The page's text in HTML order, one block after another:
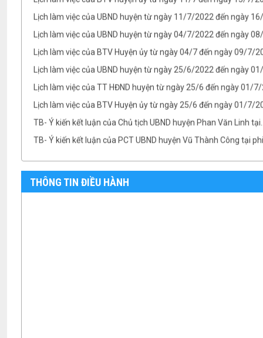
Lịch làm việc của UBND huyện từ ngày 04/7/2022 đến ngày
Lịch làm việc của BTV Huyện ủy từ ngày 04/7 đến ngày 09/7/
Lịch làm việc của UBND huyện từ ngày 25/6/2022 đến ngày
Lịch làm việc của TT HĐND huyện từ ngày 25/6 đến ngày 01/
Lịch làm việc của BTV Huyện ủy từ ngày 25/6 đến ngày 01/7/
TB- Ý kiến kết luận của Chủ tịch UBND huyện Phan Văn Linh
TB- Ý kiến kết luận của PCT UBND huyện Vũ Thành Công tại
THÔNG TIN ĐIỀU HÀNH